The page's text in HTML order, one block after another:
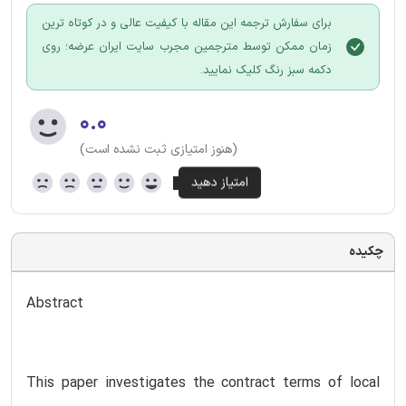
برای سفارش ترجمه این مقاله با کیفیت عالی و در کوتاه ترین
زمان ممکن توسط مترجمین مجرب سایت ایران عرضه؛ روی
دکمه سبز رنگ کلیک نمایید.
۰.۰
(هنوز امتیازی ثبت نشده است)
چکیده
Abstract
This paper investigates the contract terms of local